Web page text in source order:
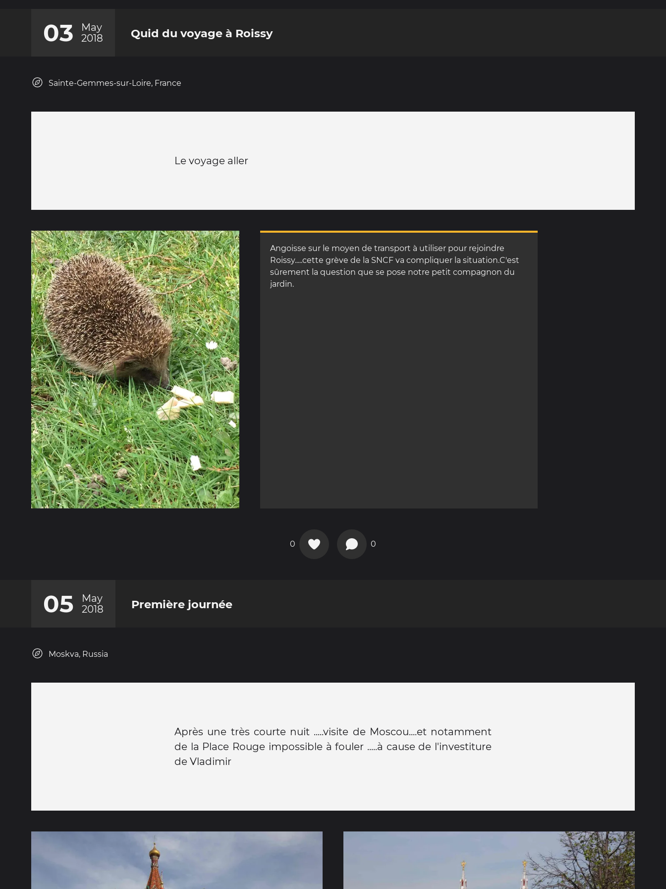
03
May
2018
Quid du voyage à Roissy
Sainte-Gemmes-sur-Loire, France
Le voyage aller
Angoisse sur le moyen de transport à utiliser pour rejoindre
Roissy.....cette grève de la SNCF va compliquer la situation.C'est
sûrement la question que se pose notre petit compagnon du
jardin.
0 0
05
May
2018
Première journée
Moskva, Russia
Après une très courte nuit .....visite de Moscou....et notamment
de la Place Rouge impossible à fouler .....à cause de l'investiture
de Vladimir